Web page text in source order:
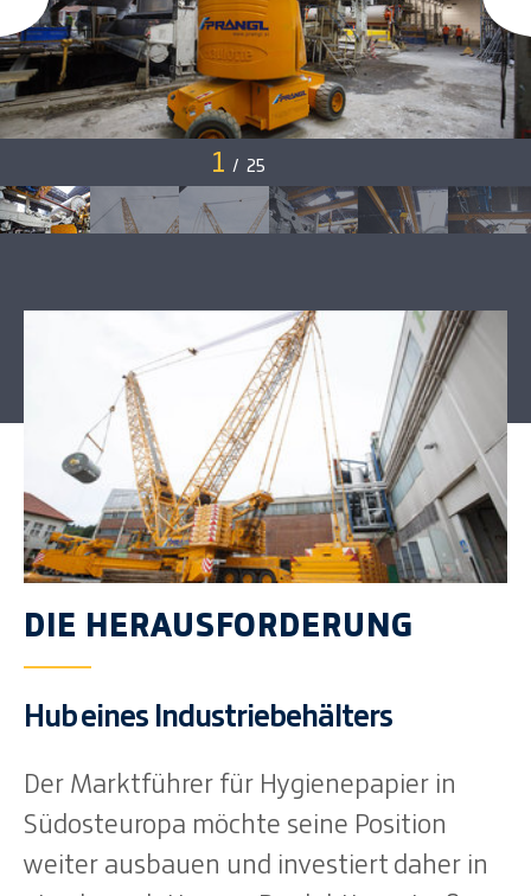
1 / 25
DIE HERAUSFORDERUNG
Hub eines Industriebehälters
Der Marktführer für Hygienepapier in
Südosteuropa möchte seine Position
weiter ausbauen und investiert daher in